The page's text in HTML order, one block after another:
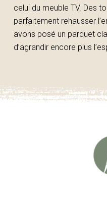
celui du meuble TV. Des
parfaitement rehausser
avons posé un parquet
d’agrandir encore plus